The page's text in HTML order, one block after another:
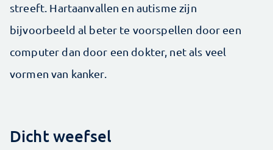
streeft. Hartaanvallen en autisme zijn
bijvoorbeeld al beter te voorspellen door een
computer dan door een dokter, net als veel
vormen van kanker.
Dicht weefsel